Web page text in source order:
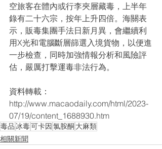
空旅客在體內或行李夾層藏毒，上半年
錄有二十六宗，按年上升四倍。海關表
示，販毒集團手法日新月異，會繼續利
用X光和電腦斷層篩選入境貨物，以便進
一步檢查，同時加強情報分析和風險評
估，嚴厲打擊運毒非法行為。
資料轉載：
http://www.macaodaily.com/html/2023-
07/19/content_1688930.htm
毒品冰毒可卡因氯胺酮 大麻類
相關新聞